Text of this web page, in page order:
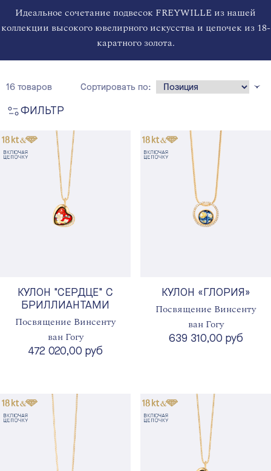
Идеальное сочетание подвесок FREYWILLE из нашей
коллекции высокого ювелирного искусства и цепочек из 18-
каратного золота.
ФИЛЬТР
КУЛОН "СЕРДЦЕ" С
БРИЛЛИАНТАМИ
Посвящение Винсенту
ван Гогу
472 020,00 руб
КУЛОН «ГЛОРИЯ»
Посвящение Винсенту
ван Гогу
639 310,00 руб
16 товаров Сортировать по: